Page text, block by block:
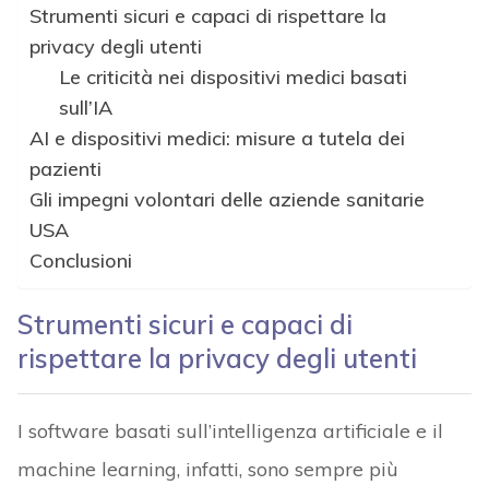
Strumenti sicuri e capaci di rispettare la
privacy degli utenti
Le criticità nei dispositivi medici basati
sull’IA
AI e dispositivi medici: misure a tutela dei
pazienti
Gli impegni volontari delle aziende sanitarie
USA
Conclusioni
Strumenti sicuri e capaci di
rispettare la privacy degli utenti
I software basati sull’intelligenza artificiale e il
machine learning, infatti, sono sempre più